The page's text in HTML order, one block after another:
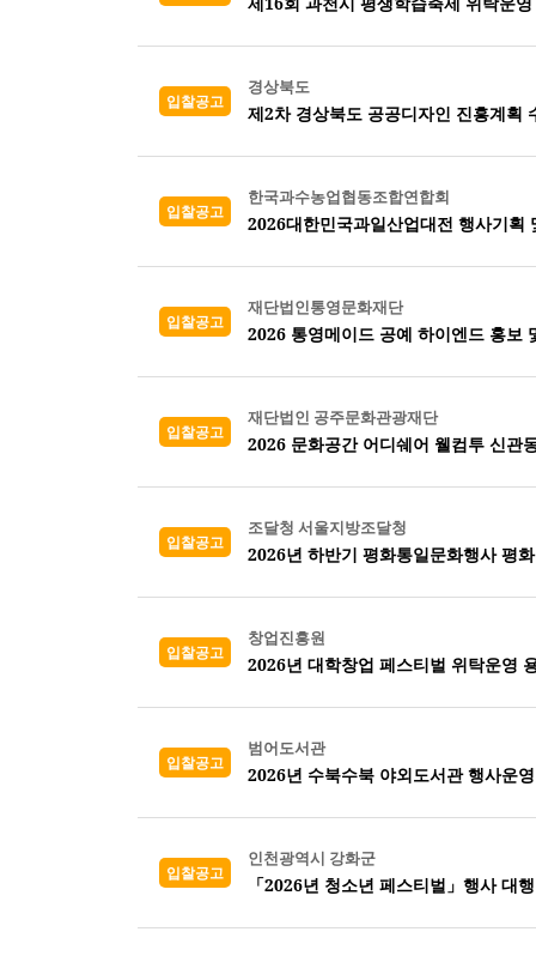
입찰공고
경상북도
제2차 경상북도 공공디자인 진흥계획
입찰공고
한국과수농업협동조합연합회
2026대한민국과일산업대전 행사기획
입찰공고
재단법인통영문화재단
2026 통영메이드 공예 하이엔드 홍보
입찰공고
재단법인 공주문화관광재단
2026 문화공간 어디쉐어 웰컴투 신관
입찰공고
조달청 서울지방조달청
2026년 하반기 평화통일문화행사 평
입찰공고
창업진흥원
2026년 대학창업 페스티벌 위탁운영
입찰공고
범어도서관
2026년 수북수북 야외도서관 행사운
입찰공고
인천광역시 강화군
「2026년 청소년 페스티벌」행사 대